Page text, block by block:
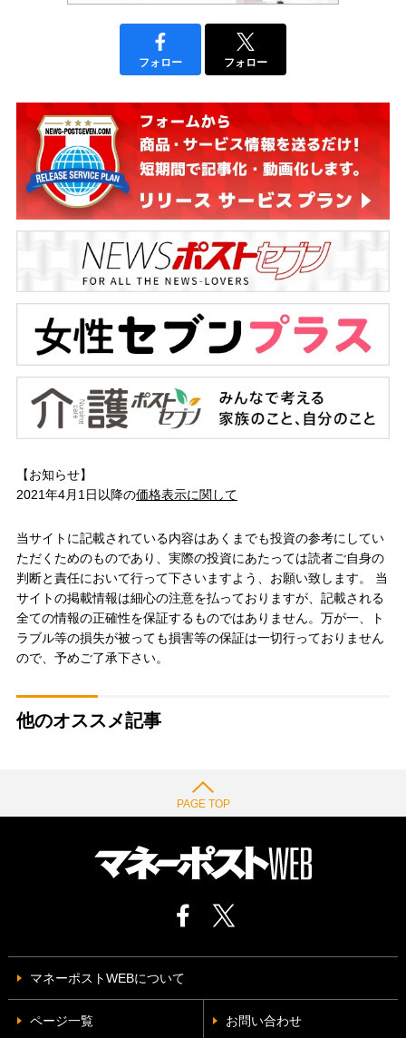
フォロー フォロー
【お知らせ】
2021年4月1日以降の価格表示に関して
当サイトに記載されている内容はあくまでも投資の参考にしてい
ただくためのものであり、実際の投資にあたっては読者ご自身の
判断と責任において行って下さいますよう、お願い致します。 当
サイトの掲載情報は細心の注意を払っておりますが、記載される
全ての情報の正確性を保証するものではありません。万が一、ト
ラブル等の損失が被っても損害等の保証は一切行っておりません
ので、予めご了承下さい。
他のオススメ記事
PAGE TOP
マネーポストWEBについて
ページ一覧 お問い合わせ